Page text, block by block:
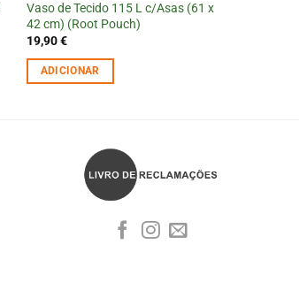
Vaso de Tecido 115 L c/Asas (61 x
42 cm) (Root Pouch)
19,90€
ADICIONAR